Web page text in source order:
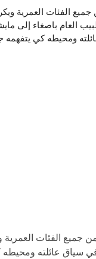
الفئات العمرية
العام باصغاء إلى
ومحيطه كي يتفهمه
جميع الفئات
سياق عائلته